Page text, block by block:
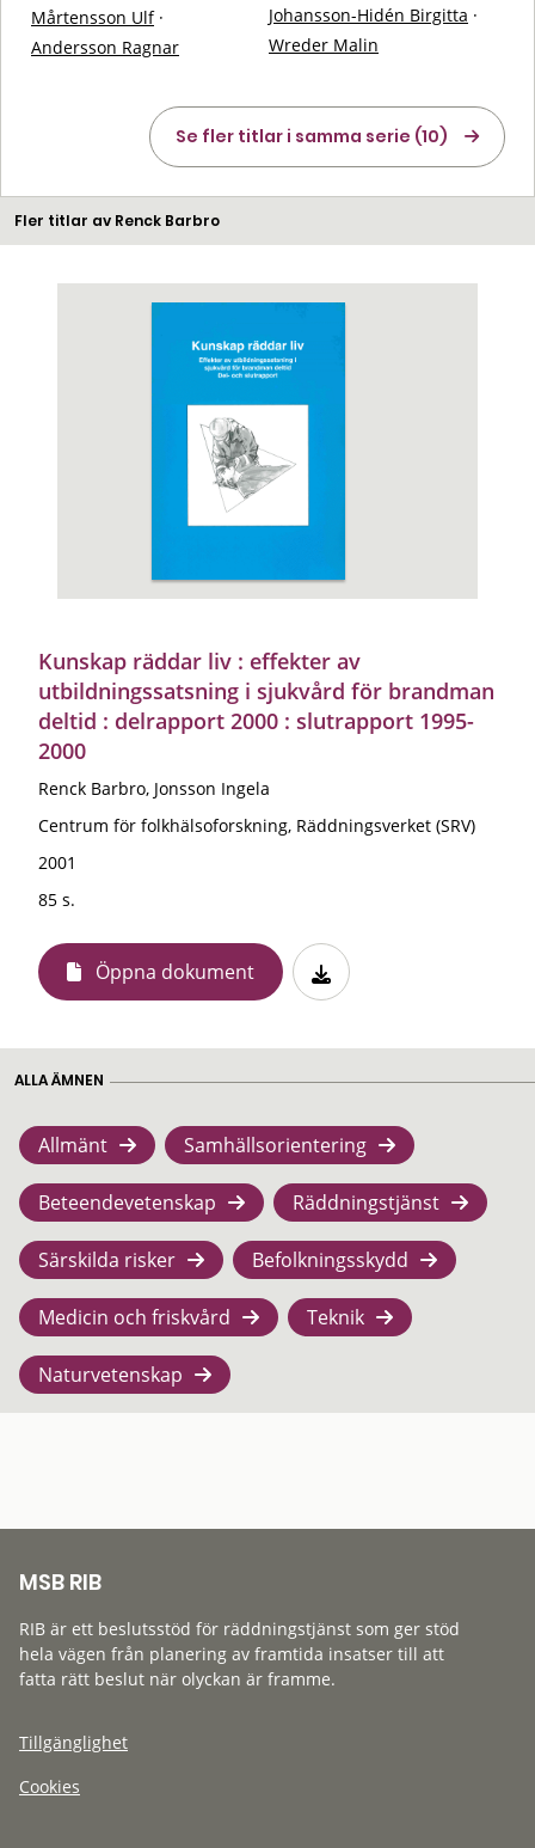
Mårtensson Ulf ·
Andersson Ragnar
Johansson-Hidén Birgitta ·
Wreder Malin
Se fler titlar i samma serie (10)
Fler titlar av Renck Barbro
Kunskap räddar liv : effekter av
utbildningssatsning i sjukvård för brandman
deltid : delrapport 2000 : slutrapport 1995-
2000
Renck Barbro, Jonsson Ingela
Centrum för folkhälsoforskning, Räddningsverket (SRV)
2001
85 s.
Öppna dokument
ALLA ÄMNEN
Allmänt Samhällsorientering
Beteendevetenskap Räddningstjänst
Särskilda risker Befolkningsskydd
Medicin och friskvård Teknik
Naturvetenskap
MSB RIB
RIB är ett beslutsstöd för räddningstjänst som ger stöd
hela vägen från planering av framtida insatser till att
fatta rätt beslut när olyckan är framme.
Tillgänglighet
Cookies